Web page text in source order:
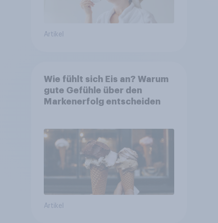
Artikel
Wie fühlt sich Eis an? Warum
gute Gefühle über den
Markenerfolg entscheiden
Artikel